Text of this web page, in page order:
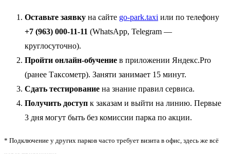
Оставьте заявку на сайте go-park.taxi или по телефону
+7 (963) 000-11-11 (WhatsApp, Telegram —
круглосуточно).
Пройти онлайн-обучение в приложении Яндекс.Pro
(ранее Таксометр). Заняти занимает 15 минут.
Сдать тестирование на знание правил сервиса.
Получить доступ к заказам и выйти на линию. Первые
3 дня могут быть без комиссии парка по акции.
* Подключение у других парков часто требует визита в офис, здесь же всё